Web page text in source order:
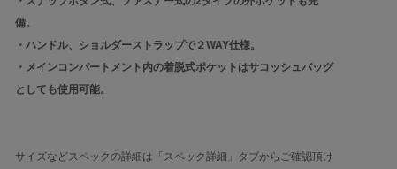
備。
・ハンドル、ショルダーストラップで２WAY仕様。
・メインコンパートメント内の着脱式ポケットはサコッシュバッグ
としても使用可能。
サイズなどスペックの詳細は「スペック詳細」タブからご確認頂け